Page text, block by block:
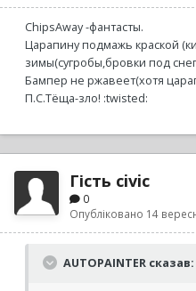
ChipsAway -фантасты.
Царапину подмажь краской
зимы(сугробы,бровки под
Бампер не ржавеет(хотя
П.С.Тёща-зло! :twisted:
Гість civic
0
Опубліковано 14
AUTOPAINTER сказав: